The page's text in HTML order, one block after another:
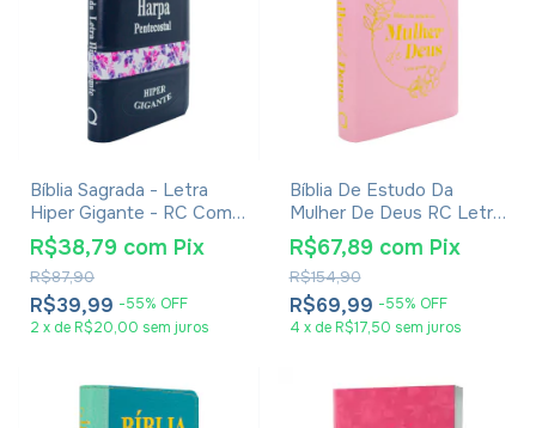
Bíblia Sagrada - Letra
Hiper Gigante - RC Com
Harpa E Ziper Azul
R$39,99 -55% OFF
R$87,90
R$38,79 com Pix
2 x de R$20,00 sem juros
Bíblia De Estudo Da
Mulher De Deus RC Letra
Grande Com Harpa
Pentecostal Rosa
R$69,99 -55% OFF
R$154,90
R$67,89 com Pix
4 x de R$17,50 sem juros